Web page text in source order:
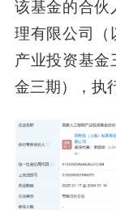
该基金的合伙
理有限公司（
产业投资基
金三期），执